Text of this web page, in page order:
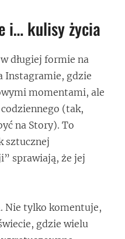
i… kulisy życia
długiej formie na
Instagramie, gdzie
momentami, ale
(tak,
na Story). To
sztucznej
sprawiają, że jej
Nie tylko komentuje,
gdzie wielu